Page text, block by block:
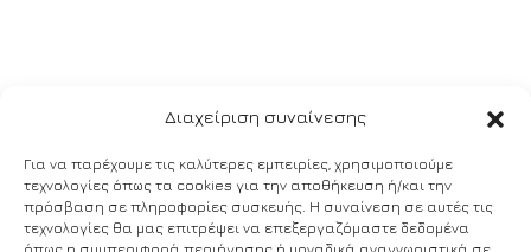
Διαχείριση συναίνεσης
Για να παρέχουμε τις καλύτερες εμπειρίες, χρησιμοποιούμε
τεχνολογίες όπως τα cookies για την αποθήκευση ή/και την
πρόσβαση σε πληροφορίες συσκευής. Η συναίνεση σε αυτές τις
τεχνολογίες θα μας επιτρέψει να επεξεργαζόμαστε δεδομένα